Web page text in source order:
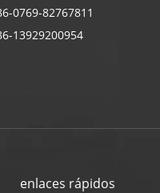
0769-82767811
13929200954
enlaces rápidos